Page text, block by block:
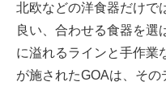
北欧などの洋食器だけで
良い、合わせる食器を選
に溢れるラインと手作業
が施されたGOAは、そ